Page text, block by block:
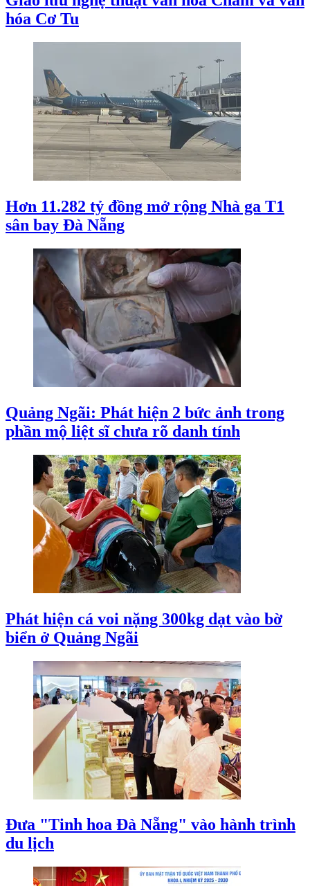
hóa Cơ Tu
Hơn 11.282 tỷ đồng mở rộng Nhà ga T1
sân bay Đà Nẵng
Quảng Ngãi: Phát hiện 2 bức ảnh trong
phần mộ liệt sĩ chưa rõ danh tính
Phát hiện cá voi nặng 300kg dạt vào bờ
biển ở Quảng Ngãi
Đưa "Tinh hoa Đà Nẵng" vào hành trình
du lịch